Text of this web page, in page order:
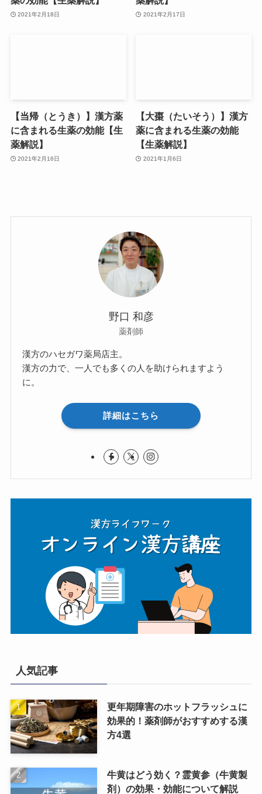
2021年2月18日 2021年2月17日
【当帰（とうき）】漢方薬
に含まれる生薬の効能【生
薬解説】
2021年2月16日
【大棗（たいそう）】漢方
薬に含まれる生薬の効能
【生薬解説】
2021年1月6日
野口 和彦
薬剤師
漢方のハセガワ薬局店主。
漢方の力で、一人でも多くの人を助けられますよう
に。
詳細はこちら
人気記事
更年期障害のホットフラッシュに
効果的！薬剤師がおすすめする漢
方4選
牛黄はどう効く？霊黄参（牛黄製
剤）の効果・効能について解説